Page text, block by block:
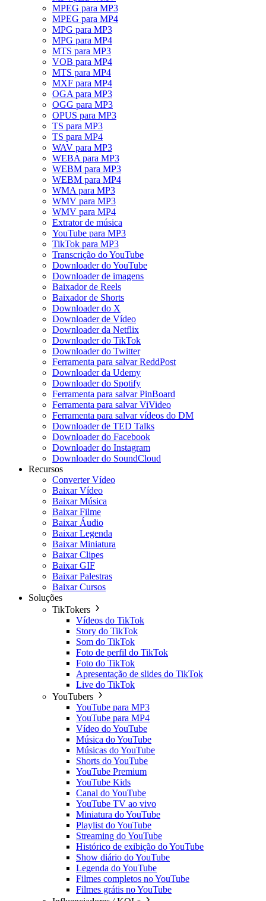
MPEG para MP3
MPEG para MP4
MPG para MP3
MPG para MP4
MTS para MP3
VOB para MP4
MTS para MP4
MXF para MP4
OGA para MP3
OGG para MP3
OPUS para MP3
TS para MP3
TS para MP4
WAV para MP3
WEBA para MP3
WEBM para MP3
WEBM para MP4
WMA para MP3
WMV para MP3
WMV para MP4
Extrator de música
YouTube para MP3
TikTok para MP3
Transcrição do YouTube
Downloader do YouTube
Downloader de imagens
Baixador de Reels
Baixador de Shorts
Downloader do X
Downloader de Vídeo
Downloader da Netflix
Downloader do TikTok
Downloader do Twitter
Ferramenta para salvar ReddPost
Downloader da Udemy
Downloader do Spotify
Ferramenta para salvar PinBoard
Ferramenta para salvar ViVideo
Ferramenta para salvar vídeos do DM
Downloader de TED Talks
Downloader do Facebook
Downloader do Instagram
Downloader do SoundCloud
Recursos
Converter Vídeo
Baixar Vídeo
Baixar Música
Baixar Filme
Baixar Áudio
Baixar Legenda
Baixar Miniatura
Baixar Clipes
Baixar GIF
Baixar Palestras
Baixar Cursos
Soluções
TikTokers
Vídeos do TikTok
Story do TikTok
Som do TikTok
Foto de perfil do TikTok
Foto do TikTok
Apresentação de slides do TikTok
Live do TikTok
YouTubers
YouTube para MP3
YouTube para MP4
Vídeo do YouTube
Música do YouTube
Músicas do YouTube
Shorts do YouTube
YouTube Premium
YouTube Kids
Canal do YouTube
YouTube TV ao vivo
Miniatura do YouTube
Playlist do YouTube
Streaming do YouTube
Histórico de exibição do YouTube
Show diário do YouTube
Legenda do YouTube
Filmes completos no YouTube
Filmes grátis no YouTube